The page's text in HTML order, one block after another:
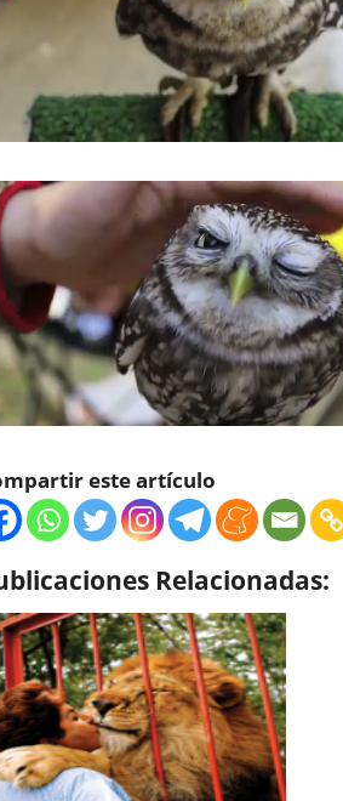
este artículo
Relacionadas: